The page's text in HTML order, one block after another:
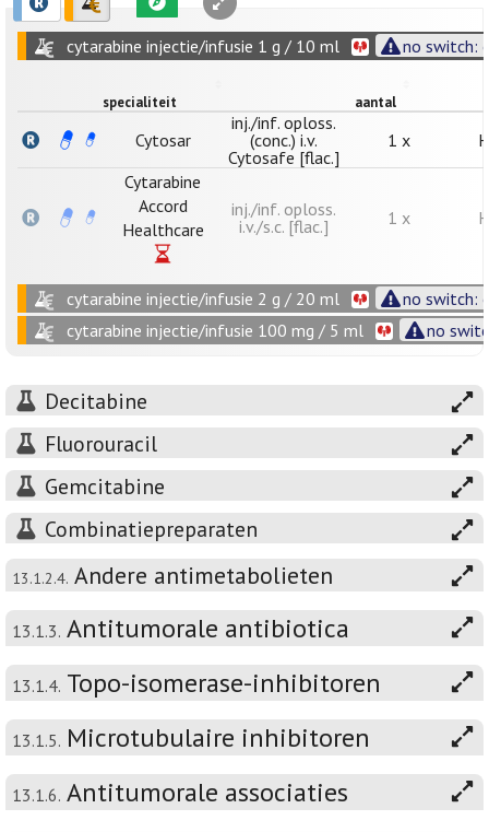
cytarabine injectie/infusie 1 g / 10 ml no switch:
specialiteit aantal
Cytosar
inj./inf. oploss.
(conc.) i.v.
Cytosafe [flac.]
1 x
Cytarabine
Accord
Healthcare
inj./inf. oploss.
i.v./s.c. [flac.]
1 x
cytarabine injectie/infusie 2 g / 20 ml
no switch:
cytarabine injectie/infusie 100 mg / 5 ml
no
Decitabine
Fluorouracil
Gemcitabine
Combinatiepreparaten
13.1.2.4. Andere antimetabolieten
13.1.3. Antitumorale antibiotica
13.1.4. Topo-isomerase-inhibitoren
13.1.5. Microtubulaire inhibitoren
13.1.6. Antitumorale associaties